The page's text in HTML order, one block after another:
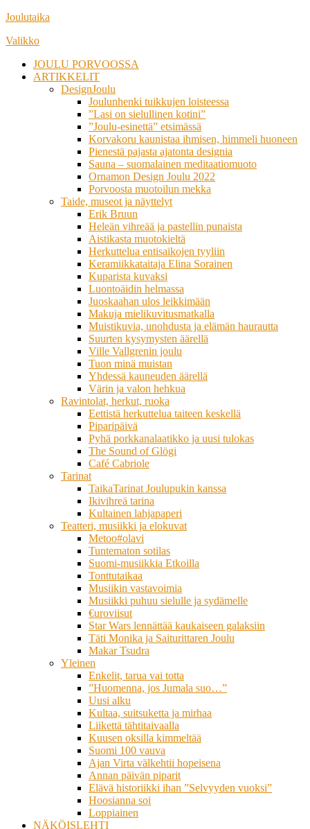
Siirry
sisältöön
Joulutaika
Valikko
JOULU PORVOOSSA
ARTIKKELIT
DesignJoulu
Joulunhenki tuikkujen loisteessa
”Lasi on sielullinen kotini”
”Joulu-esinettä” etsimässä
Korvakoru kaunistaa ihmisen, himmeli huoneen
Pienestä pajasta ajatonta designia
Sauna – suomalainen meditaatiomuoto
Ornamon Design Joulu 2022
Porvoosta muotoilun mekka
Taide, museot ja näyttelyt
Erik Bruun
Heleän vihreää ja pastellin punaista
Aistikasta muotokieltä
Herkuttelua entisaikojen tyyliin
Keramiikkataitaja Elina Sorainen
Kuparista kuvaksi
Luontoäidin helmassa
Juoskaahan ulos leikkimään
Makuja mielikuvitusmatkalla
Muistikuvia, unohdusta ja elämän haurautta
Suurten kysymysten äärellä
Ville Vallgrenin joulu
Tuon minä muistan
Yhdessä kauneuden äärellä
Värin ja valon hehkua
Ravintolat, herkut, ruoka
Eettistä herkuttelua taiteen keskellä
Piparipäivä
Pyhä porkkanalaatikko ja uusi tulokas
The Sound of Glögi
Café Cabriole
Tarinat
TaikaTarinat Joulupukin kanssa
Ikivihreä tarina
Kultainen lahjapaperi
Teatteri, musiikki ja elokuvat
Metoo#olavi
Tuntematon sotilas
Suomi-musiikkia Etkoilla
Tonttutaikaa
Musiikin vastavoimia
Musiikki puhuu sielulle ja sydämelle
€uroviisut
Star Wars lennättää kaukaiseen galaksiin
Täti Monika ja Saiturittaren Joulu
Makar Tsudra
Yleinen
Enkelit, tarua vai totta
”Huomenna, jos Jumala suo…”
Uusi alku
Kultaa, suitsuketta ja mirhaa
Liikettä tähtitaivaalla
Kuusen oksilla kimmeltää
Suomi 100 vauva
Ajan Virta välkehtii hopeisena
Annan päivän piparit
Elävä historiikki ihan ”Selvyyden vuoksi”
Hoosianna soi
Loppiainen
NÄKÖISLEHTI